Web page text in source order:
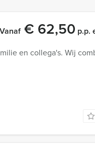
Vanaf€ 62,50 p.p.
en collega's. Wij